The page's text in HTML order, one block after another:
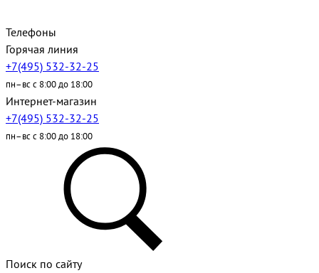
Телефоны
Горячая линия
+7(495) 532-32-25
пн–вс с 8:00 до 18:00
Интернет-магазин
+7(495) 532-32-25
пн–вс с 8:00 до 18:00
Поиск по сайту